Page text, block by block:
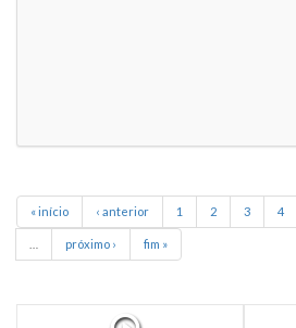
« início ‹ anterior 1 2 3 4
próximo › fim »